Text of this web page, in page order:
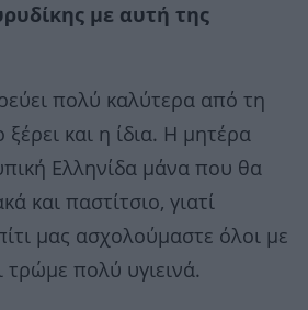
με αυτή της
πολύ καλύτερα από τη
και η ίδια. Η μητέρα
Ελληνίδα μάνα που θα
και παστίτσιο, γιατί
μας ασχολούμαστε όλοι με
τρώμε πολύ υγιεινά.